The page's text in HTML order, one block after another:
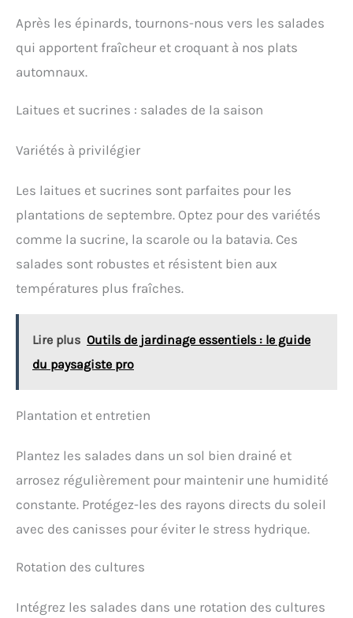
Après les épinards, tournons-nous vers les salades
qui apportent fraîcheur et croquant à nos plats
automnaux.
Laitues et sucrines : salades de la saison
Variétés à privilégier
Les laitues et sucrines sont parfaites pour les
plantations de septembre. Optez pour des variétés
comme la sucrine, la scarole ou la batavia. Ces
salades sont robustes et résistent bien aux
températures plus fraîches.
Lire plus Outils de jardinage essentiels : le guide
du paysagiste pro
Plantation et entretien
Plantez les salades dans un sol bien drainé et
arrosez régulièrement pour maintenir une humidité
constante. Protégez-les des rayons directs du soleil
avec des canisses pour éviter le stress hydrique.
Rotation des cultures
Intégrez les salades dans une rotation des cultures